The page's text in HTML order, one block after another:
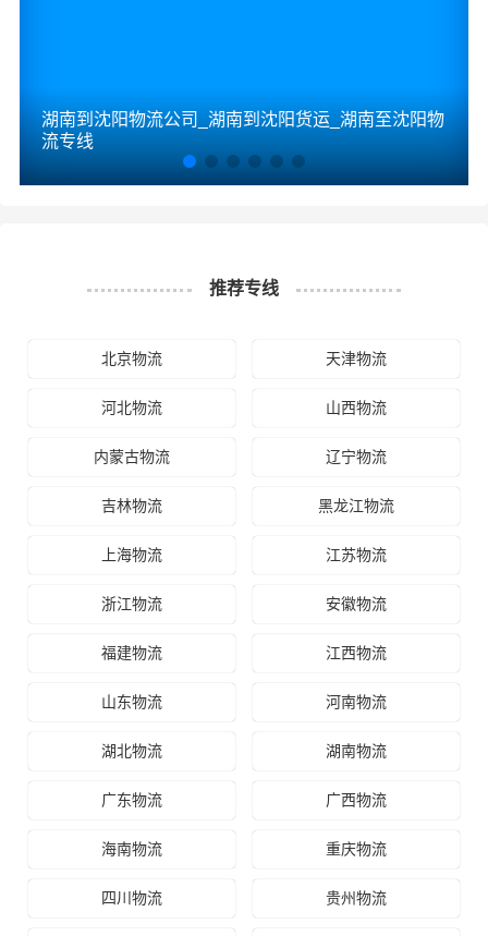
湖南到沈阳物流公司_湖南到沈阳货运_湖南至沈阳物
流专线
推荐专线
北京物流 天津物流
河北物流 山西物流
内蒙古物流 辽宁物流
吉林物流 黑龙江物流
上海物流 江苏物流
浙江物流 安徽物流
福建物流 江西物流
山东物流 河南物流
湖北物流 湖南物流
广东物流 广西物流
海南物流 重庆物流
四川物流 贵州物流